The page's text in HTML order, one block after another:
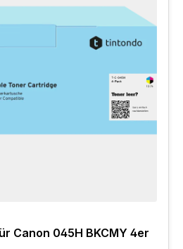
Canon 045H BKCMY 4er